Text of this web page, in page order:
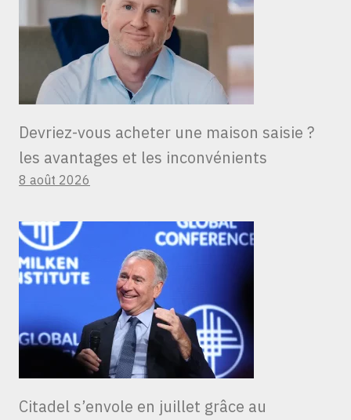
Devriez-vous acheter une maison saisie ?
les avantages et les inconvénients
8 août 2026
Citadel s’envole en juillet grâce au